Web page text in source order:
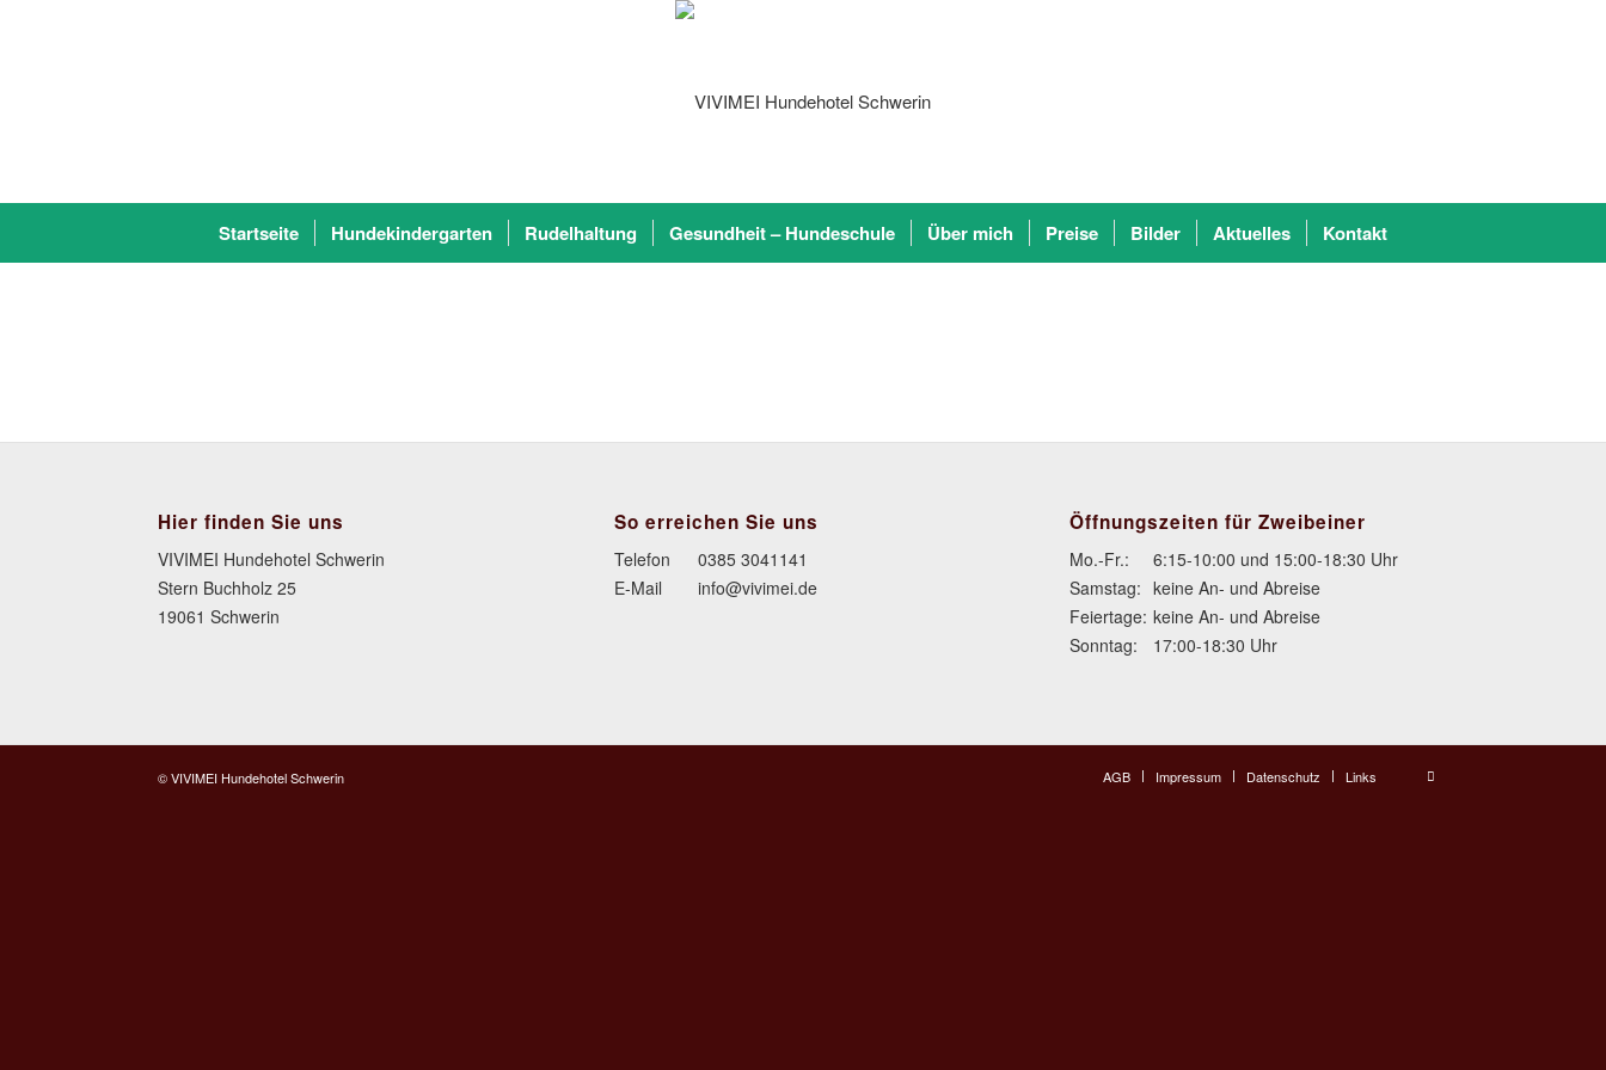
Startseite Hundekindergarten Rudelhaltung Gesundheit – Hundeschule Über mich Preise Bilder Aktuelles Kontakt
Hier finden Sie uns
VIVIMEI Hundehotel Schwerin
Stern Buchholz 25
19061 Schwerin
So erreichen Sie uns
Telefon
0385 3041141
E-Mail
info@vivimei.de
Öffnungszeiten für Zweibeiner
Mo.-Fr.:
6:15-10:00 und 15:00-18:30 Uhr
Samstag: keine An- und Abreise
Feiertage: keine An- und Abreise
Sonntag:
17:00-18:30 Uhr
© VIVIMEI Hundehotel Schwerin AGB Impressum Datenschutz Links